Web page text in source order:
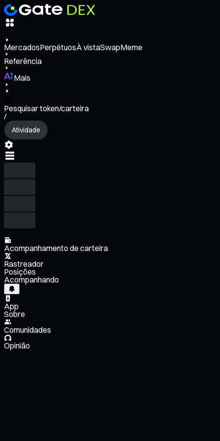
MercadosPerpétuosÀ vistaSwapMeme
Referência
Mais
Pesquisar token/carteira
/
Atividade
Acompanhamento de carteira
Rastreador
Posições
Acompanhando
App
Sobre
Comunidades
Opinião